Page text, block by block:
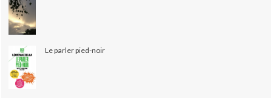
Le parler pied-noir